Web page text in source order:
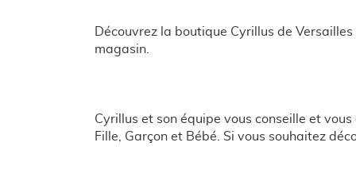
Découvrez la boutique Cyrillus de
magasin.
Cyrillus et son équipe vous conseille et
Fille, Garçon et Bébé. Si vous souhaitez